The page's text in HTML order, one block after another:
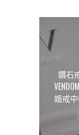
鑽石
婚戒